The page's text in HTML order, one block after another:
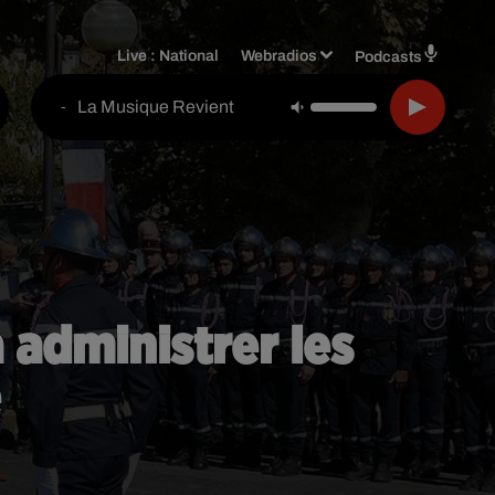
Live : National Webradios Podcasts
- La Musique Revient
administrer les